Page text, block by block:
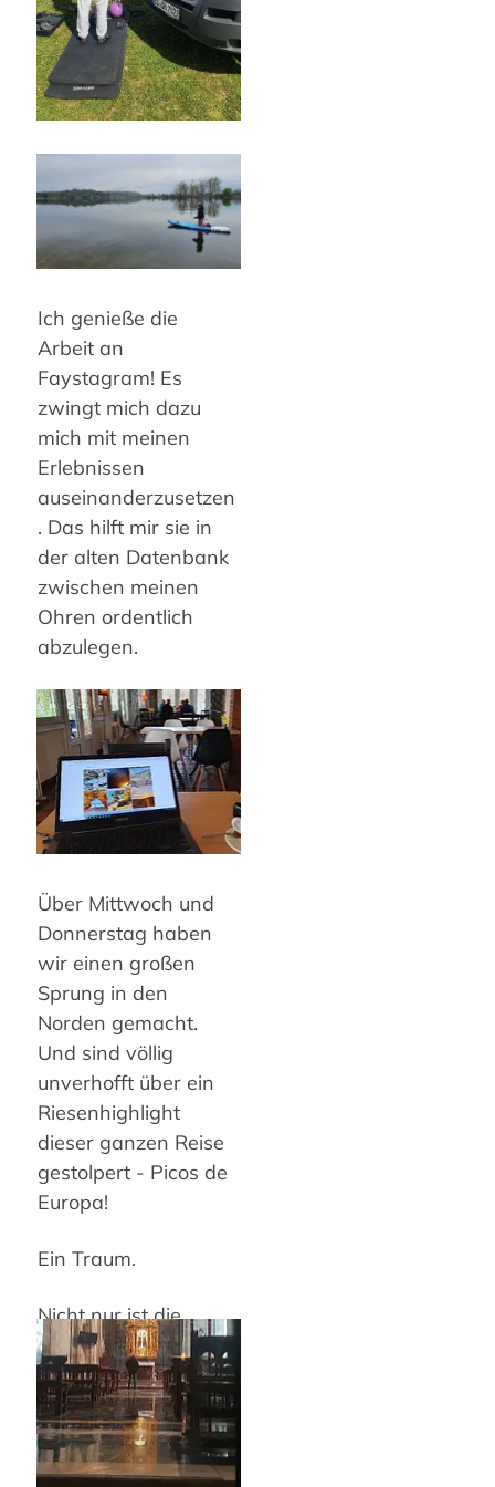
Ich genieße die
Arbeit an
Faystagram! Es
zwingt mich dazu
mich mit meinen
Erlebnissen
auseinanderzusetzen
. Das hilft mir sie in
der alten Datenbank
zwischen meinen
Ohren ordentlich
abzulegen.
Über Mittwoch und
Donnerstag haben
wir einen großen
Sprung in den
Norden gemacht.
Und sind völlig
unverhofft über ein
Riesenhighlight
dieser ganzen Reise
gestolpert - Picos de
Europa!
Ein Traum.
Nicht nur ist die
Szenerie
atemberaubend, die
Schafe und Kühe sind
extra süß und das
Kloster 20min von